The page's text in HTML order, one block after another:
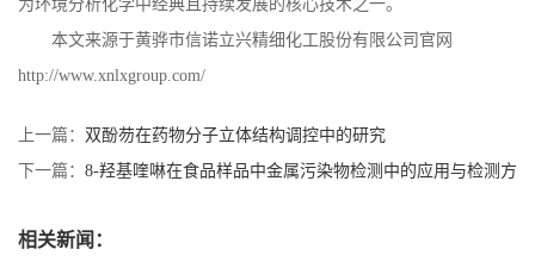
为环境分析化学中经典且持续发展的核心技术之一。
本文来源于黄骅市信诺立兴精细化工股份有限公司官网
http://www.xnlxgroup.com/
上一篇： 双酚芴在药物分子立体结构调控中的研究
下一篇： 8-羟基喹啉在食品样品中金属污染物检测中的应用与检测方
相关新闻：